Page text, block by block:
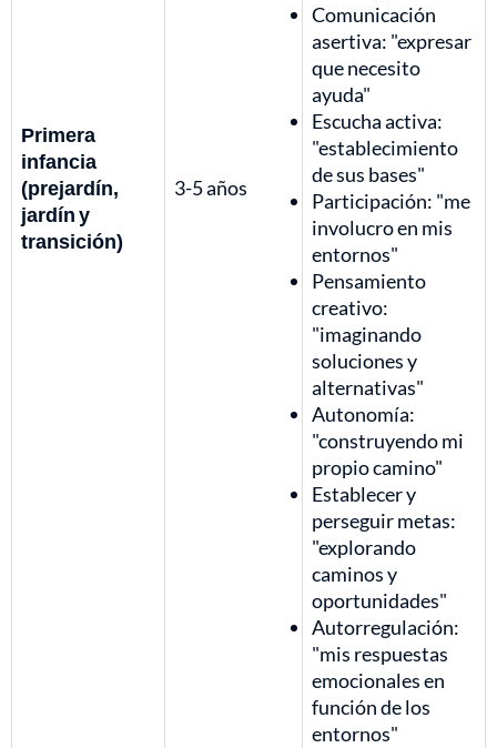
Primera
infancia
(prejardín,
jardín y
transición)
3-5 años
Comunicación
asertiva: "expresar
que necesito
ayuda"
Escucha activa:
"establecimiento
de sus bases"
Participación: "me
involucro en mis
entornos"
Pensamiento
creativo:
"imaginando
soluciones y
alternativas"
Autonomía:
"construyendo mi
propio camino"
Establecer y
perseguir metas:
"explorando
caminos y
oportunidades"
Autorregulación:
"mis respuestas
emocionales en
función de los
entornos"